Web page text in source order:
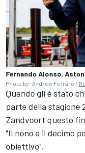
Fernando Alonso, Aston
Photo by: Andrew Ferraro /
Quando gli è stato
parte della stagione
Zandvoort questo
"Il nono e il decimo
obiettivo".